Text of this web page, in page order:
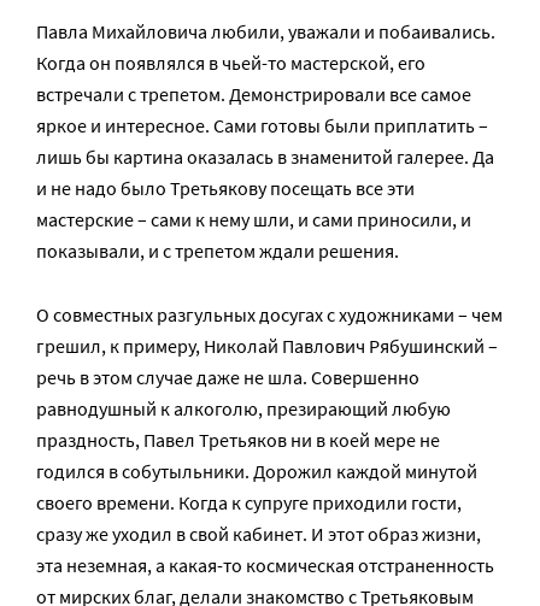
Павла Михайловича любили, уважали и побаивались.
Когда он появлялся в чьей-то мастерской, его
встречали с трепетом. Демонстрировали все самое
яркое и интересное. Сами готовы были приплатить –
лишь бы картина оказалась в знаменитой галерее. Да
и не надо было Третьякову посещать все эти
мастерские – сами к нему шли, и сами приносили, и
показывали, и с трепетом ждали решения.
О совместных разгульных досугах с художниками – чем
грешил, к примеру, Николай Павлович Рябушинский –
речь в этом случае даже не шла. Совершенно
равнодушный к алкоголю, презирающий любую
праздность, Павел Третьяков ни в коей мере не
годился в собутыльники. Дорожил каждой минутой
своего времени. Когда к супруге приходили гости,
сразу же уходил в свой кабинет. И этот образ жизни,
эта неземная, а какая-то космическая отстраненность
от мирских благ, делали знакомство с Третьяковым